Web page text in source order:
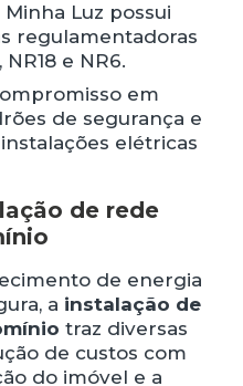
Luz possui
regulamentadoras
NR18 e NR6.
em
de segurança e
elétricas
de rede
de energia
a instalação de
traz diversas
de custos com
do imóvel e a